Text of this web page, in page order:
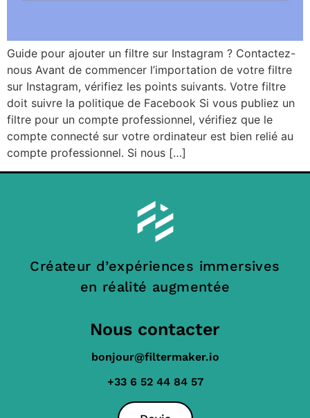
Guide pour ajouter un filtre sur Instagram ? Contactez-
nous Avant de commencer l’importation de votre filtre
sur Instagram, vérifiez les points suivants. Votre filtre
doit suivre la politique de Facebook Si vous publiez un
filtre pour un compte professionnel, vérifiez que le
compte connecté sur votre ordinateur est bien relié au
compte professionnel. Si nous […]
Créateur d’expériences immersives
en réalité augmentée
Nous contacter
bonjour@filtermaker.io
+33 6 52 44 84 57